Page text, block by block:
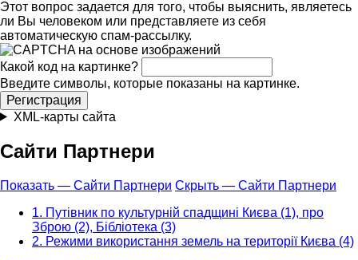
Этот вопрос задается для того, чтобы выяснить, являетесь
ли Вы человеком или представляете из себя
автоматическую спам-рассылку.
Какой код на картинке?
Введите символы, которые показаны на картинке.
XML-карты сайта
Сайти Партнери
Показать — Сайти Партнери Скрыть — Сайти Партнери
1. Путівник по культурній спадщині Києва (1), про
Зброю (2), Бібліотека (3)
2. Режими використання земель на території Києва (4)